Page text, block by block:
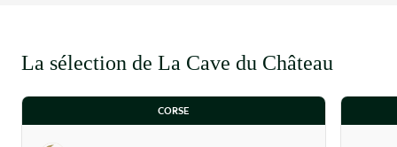
La sélection de La Cave du Château
CORSE